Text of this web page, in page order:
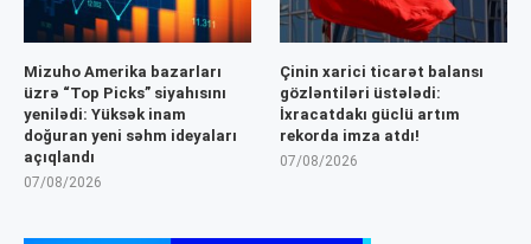
Mizuho Amerika bazarları
üzrə “Top Picks” siyahısını
yenilədi: Yüksək inam
doğuran yeni səhm ideyaları
açıqlandı
07/08/2026
Çinin xarici ticarət balansı
gözləntiləri üstələdi:
İxracatdakı güclü artım
rekorda imza atdı!
07/08/2026